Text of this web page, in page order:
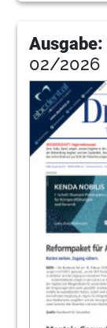
Ausgabe:
02/2026